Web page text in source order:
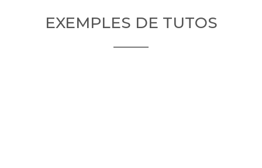
EXEMPLES DE TUTOS